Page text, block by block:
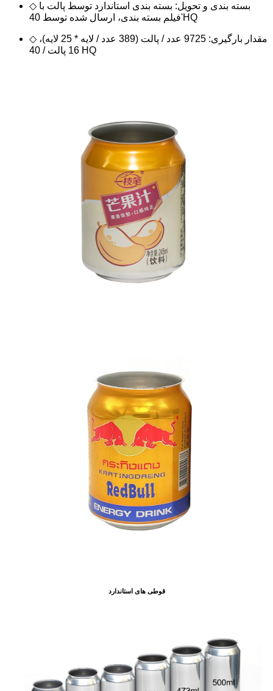
◇ بسته بندی و تحویل: بسته بندی استاندارد توسط پالت با
فیلم بسته بندی، ارسال شده توسط 40'HQ
◇ مقدار بارگیری: 9725 عدد / پالت (389 عدد / لایه * 25 لایه)،
16 پالت / 40 HQ
قوطی های استاندارد